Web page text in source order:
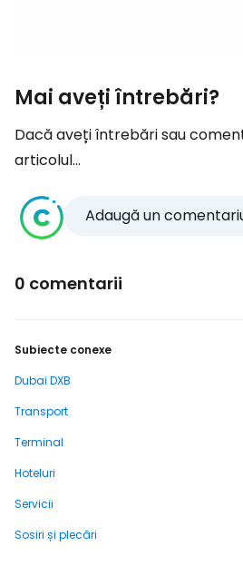
Mai aveți întrebări?
Dacă aveți întrebări sau
articolul...
Adaugă un
0 comentarii
Subiecte conexe
Dubai DXB
Transport
Terminal
Hoteluri
Servicii
Sosiri și plecări